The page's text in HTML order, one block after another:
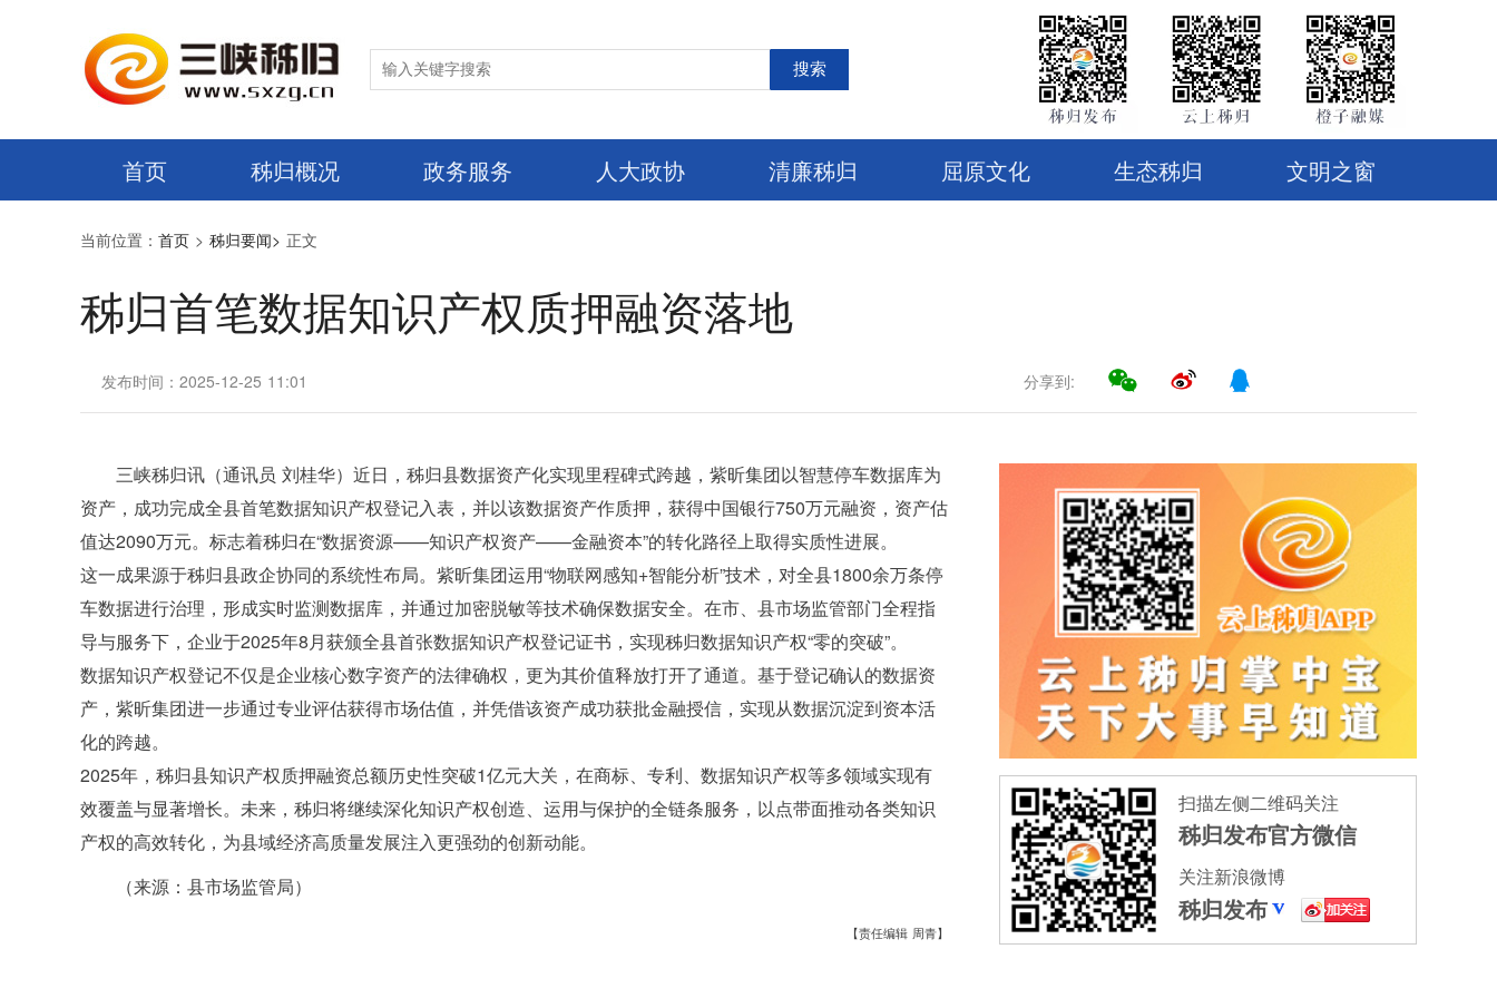
搜索
首页 秭归概况 政务服务 人大政协 清廉秭归 屈原文化 生态秭归 文明之窗
当前位置： 首页 > 秭归要闻> 正文
秭归首笔数据知识产权质押融资落地
发布时间：2025-12-25 11:01 分享到:
三峡秭归讯（通讯员 刘桂华）近日，秭归县数据资产化实现里程碑式跨越，紫昕集团以智慧停车数据库为
资产，成功完成全县首笔数据知识产权登记入表，并以该数据资产作质押，获得中国银行750万元融资，资产估
值达2090万元。标志着秭归在“数据资源——知识产权资产——金融资本”的转化路径上取得实质性进展。
这一成果源于秭归县政企协同的系统性布局。紫昕集团运用“物联网感知+智能分析”技术，对全县1800余万条停
车数据进行治理，形成实时监测数据库，并通过加密脱敏等技术确保数据安全。在市、县市场监管部门全程指
导与服务下，企业于2025年8月获颁全县首张数据知识产权登记证书，实现秭归数据知识产权“零的突破”。
数据知识产权登记不仅是企业核心数字资产的法律确权，更为其价值释放打开了通道。基于登记确认的数据资
产，紫昕集团进一步通过专业评估获得市场估值，并凭借该资产成功获批金融授信，实现从数据沉淀到资本活
化的跨越。
2025年，秭归县知识产权质押融资总额历史性突破1亿元大关，在商标、专利、数据知识产权等多领域实现有
效覆盖与显著增长。未来，秭归将继续深化知识产权创造、运用与保护的全链条服务，以点带面推动各类知识
产权的高效转化，为县域经济高质量发展注入更强劲的创新动能。
（来源：县市场监管局）
【责任编辑 周青】
扫描左侧二维码关注
秭归发布官方微信
关注新浪微博
秭归发布